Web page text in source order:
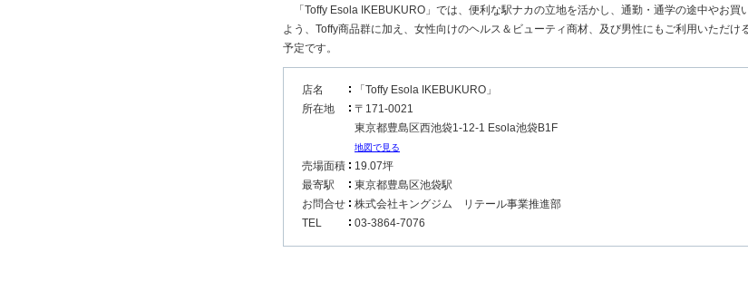
「Toffy Esola IKEBUKURO」では、便利な駅ナカの立地を活かし、通勤・通学の途中やお買
よう、Toffy商品群に加え、女性向けのヘルス＆ビューティ商材、及び男性にもご利用いただけ
予定です。
店名
「Toffy Esola IKEBUKURO」
所在地
〒171-0021
東京都豊島区西池袋1-12-1 Esola池袋B1F
地図で見る
売場面積
19.07坪
最寄駅
東京都豊島区池袋駅
お問合せ
株式会社キングジム リテール事業推進部
TEL
03-3864-7076